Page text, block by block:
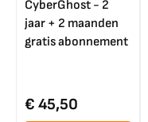
CyberGhost - 2
jaar + 2 maanden
gratis abonnement
€ 45,50